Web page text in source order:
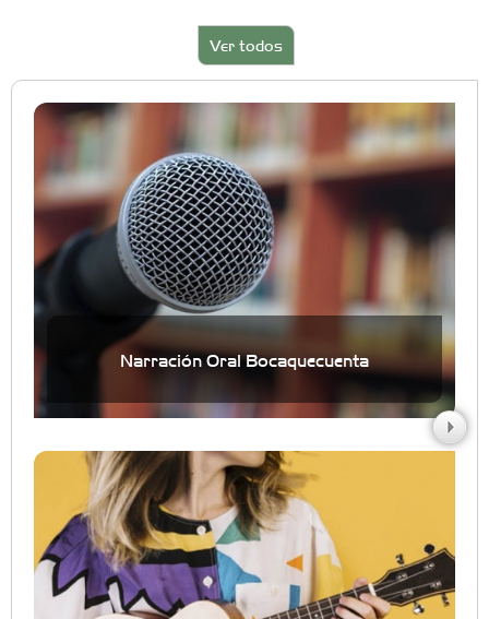
Ver todos
Narración Oral Bocaquecuenta